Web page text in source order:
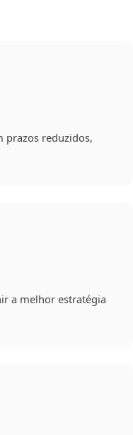
prazos reduzidos,
a melhor estratégia